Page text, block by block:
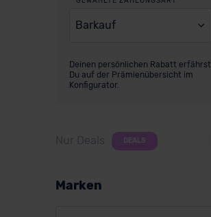
Barkauf
Deinen persönlichen Rabatt erfährst
Du auf der Prämienübersicht im
Konfigurator.
Nur Deals DEALS
Marken